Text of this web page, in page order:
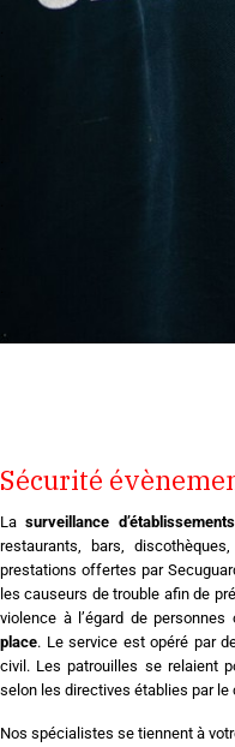
Sécurité
Lasurveillance d’établissements
restaurants, bars,
prestations offertes par
les causeurs de trouble afin de
violence à l’égard de
place. Le service est opéré par
civil. Les patrouilles se relaient
selon les directives établies par
Nos spécialistes se tiennent à